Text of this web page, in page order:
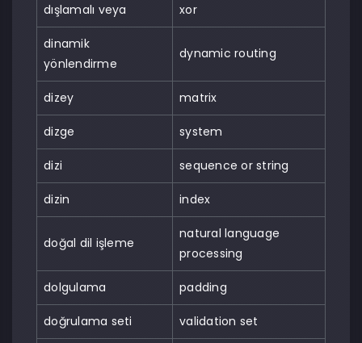
dışlamalı veya xor
dinamik
yönlendirme
dynamic routing
dizey matrix
dizge system
dizi sequence or string
dizin index
doğal dil işleme
natural language
processing
dolgulama padding
doğrulama seti validation set